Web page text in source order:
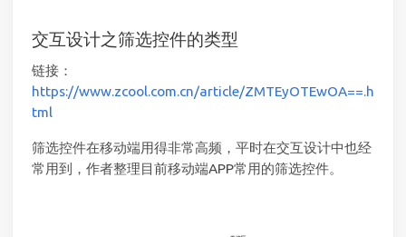
交互设计之筛选控件的类型
链接：
https://www.zcool.com.cn/article/ZMTEyOTEwOA==.h
tml
筛选控件在移动端用得非常高频，平时在交互设计中也经
常用到，作者整理目前移动端APP常用的筛选控件。